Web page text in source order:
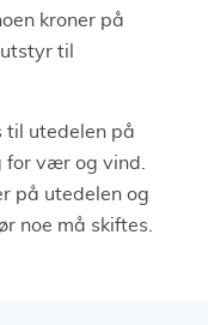
kroner på
til
til utedelen på
vær og vind.
på utedelen og
noe må skiftes.